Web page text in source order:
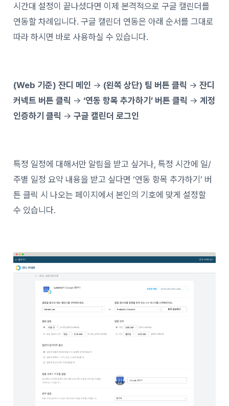
시간대 설정이 끝나셨다면 이제 본격적으로 구글 캘린더를
연동할 차례입니다. 구글 캘린더 연동은 아래 순서를 그대로
따라 하시면 바로 사용하실 수 있습니다.
(Web 기준) 잔디 메인 → (왼쪽 상단) 팀 버튼 클릭 → 잔디
커넥트 버튼 클릭 → ‘연동 항목 추가하기’ 버튼 클릭 → 계정
인증하기 클릭 → 구글 캘린더 로그인
특정 일정에 대해서만 알림을 받고 싶거나, 특정 시간에 일/
주별 일정 요약 내용을 받고 싶다면 ‘연동 항목 추가하기’ 버
튼 클릭 시 나오는 페이지에서 본인의 기호에 맞게 설정할
수 있습니다.